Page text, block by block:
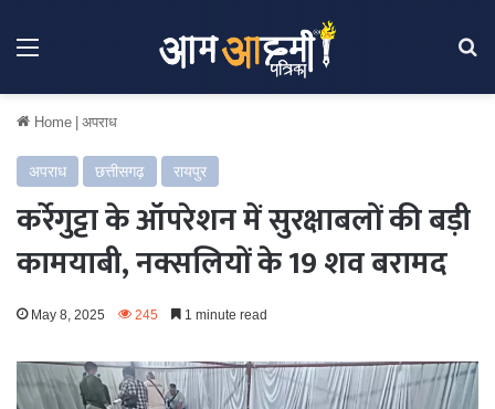
Menu
Home अपराध
अपराध छत्तीसगढ़ रायपुर
कर्रेगुट्टा के ऑपरेशन में सुरक्षाबलों की बड़ी
कामयाबी, नक्सलियों के 19 शव बरामद
May 8, 2025 245 1 minute read